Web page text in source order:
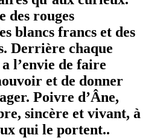
des rouges
blancs francs et des
Derrière chaque
l’envie de faire
et de donner
Poivre d’Âne,
sincère et vivant, à
qui le portent..